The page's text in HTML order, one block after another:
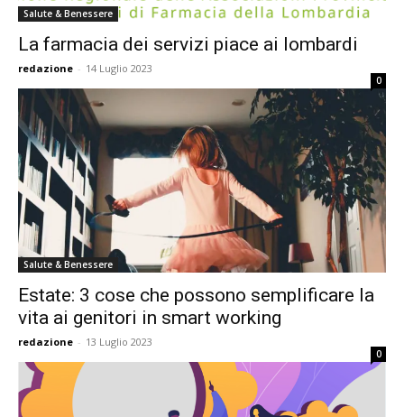
Salute & Benessere
La farmacia dei servizi piace ai lombardi
redazione - 14 Luglio 2023
0
Salute & Benessere
Estate: 3 cose che possono semplificare la
vita ai genitori in smart working
redazione - 13 Luglio 2023
0